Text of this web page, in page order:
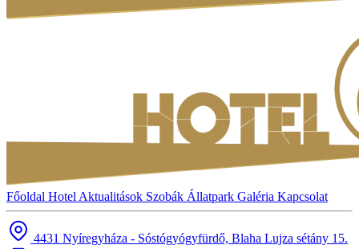
Főoldal Hotel Aktualitások Szobák Állatpark Galéria Kapcsolat
4431 Nyíregyháza - Sóstógyógyfürdő, Blaha Lujza sétány 15.